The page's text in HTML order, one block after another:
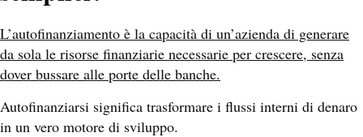
L’autofinanziamento è la capacità di un’azienda di generare
da sola le risorse finanziarie necessarie per crescere, senza
dover bussare alle porte delle banche.
Autofinanziarsi significa trasformare i flussi interni di denaro
in un vero motore di sviluppo.